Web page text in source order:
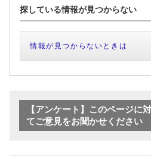
探している情報が見つからない
情報が見つからないときは
【アンケート】このページに
てご意見をお聞かせください